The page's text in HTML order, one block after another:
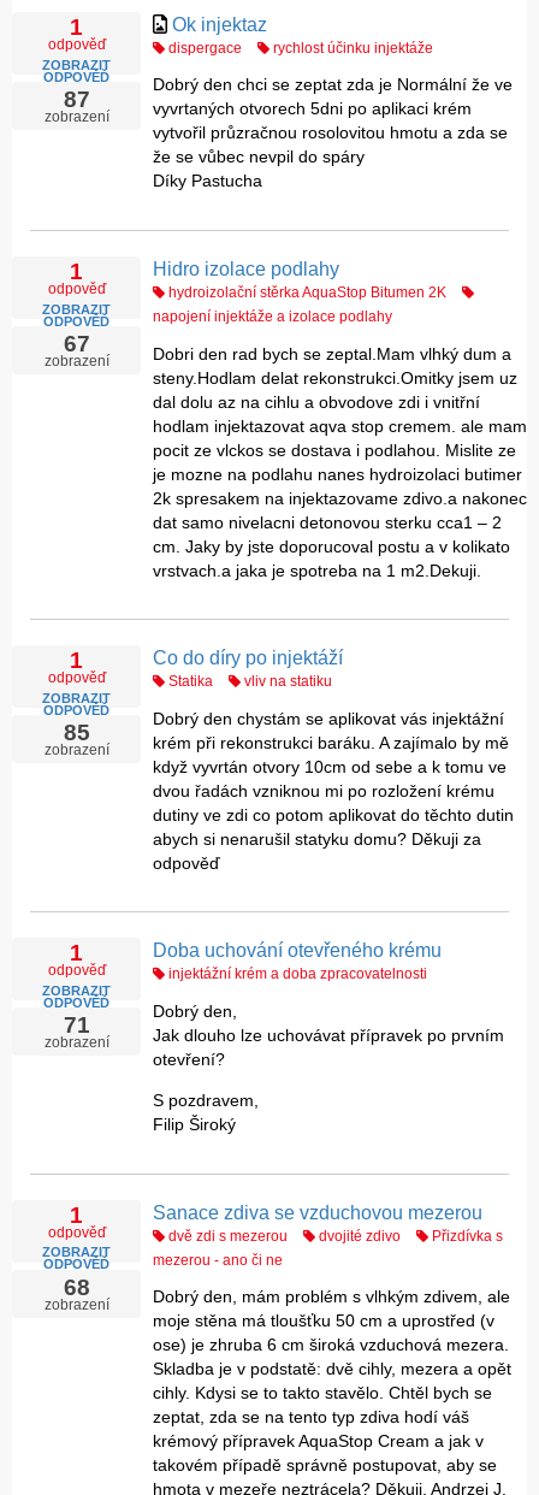
1
odpověď
ZOBRAZIT
ODPOVĚĎ
87
zobrazení
Ok injektaz
dispergace rychlost účinku injektáže
Dobrý den chci se zeptat zda je Normální že ve
vyvrtaných otvorech 5dni po aplikaci krém
vytvořil průzračnou rosolovitou hmotu a zda se
že se vůbec nevpil do spáry
Díky Pastucha
1
odpověď
ZOBRAZIT
ODPOVĚĎ
67
zobrazení
Hidro izolace podlahy
hydroizolační stěrka AquaStop Bitumen 2K
napojení injektáže a izolace podlahy
Dobri den rad bych se zeptal.Mam vlhký dum a
steny.Hodlam delat rekonstrukci.Omitky jsem uz
dal dolu az na cihlu a obvodove zdi i vnitřní
hodlam injektazovat aqva stop cremem. ale mam
pocit ze vlckos se dostava i podlahou. Mislite ze
je mozne na podlahu nanes hydroizolaci butimer
2k spresakem na injektazovame zdivo.a nakonec
dat samo nivelacni detonovou sterku cca1 – 2
cm. Jaky by jste doporucoval postu a v kolikato
vrstvach.a jaka je spotreba na 1 m2.Dekuji.
1
odpověď
ZOBRAZIT
ODPOVĚĎ
85
zobrazení
Co do díry po injektáží
Statika vliv na statiku
Dobrý den chystám se aplikovat vás injektážní
krém při rekonstrukci baráku. A zajímalo by mě
když vyvrtán otvory 10cm od sebe a k tomu ve
dvou řadách vzniknou mi po rozložení krému
dutiny ve zdi co potom aplikovat do těchto dutin
abych si nenarušil statyku domu? Děkuji za
odpověď
1
odpověď
ZOBRAZIT
ODPOVĚĎ
71
zobrazení
Doba uchování otevřeného krému
injektážní krém a doba zpracovatelnosti
Dobrý den,
Jak dlouho lze uchovávat přípravek po prvním
otevření?
S pozdravem,
Filip Široký
1
odpověď
ZOBRAZIT
ODPOVĚĎ
68
zobrazení
Sanace zdiva se vzduchovou mezerou
dvě zdi s mezerou dvojité zdivo
Přizdívka s
mezerou - ano či ne
Dobrý den, mám problém s vlhkým zdivem, ale
moje stěna má tloušťku 50 cm a uprostřed (v
ose) je zhruba 6 cm široká vzduchová mezera.
Skladba je v podstatě: dvě cihly, mezera a opět
cihly. Kdysi se to takto stavělo. Chtěl bych se
zeptat, zda se na tento typ zdiva hodí váš
krémový přípravek AquaStop Cream a jak v
takovém případě správně postupovat, aby se
hmota v mezeře neztrácela? Děkuji, Andrzej J.